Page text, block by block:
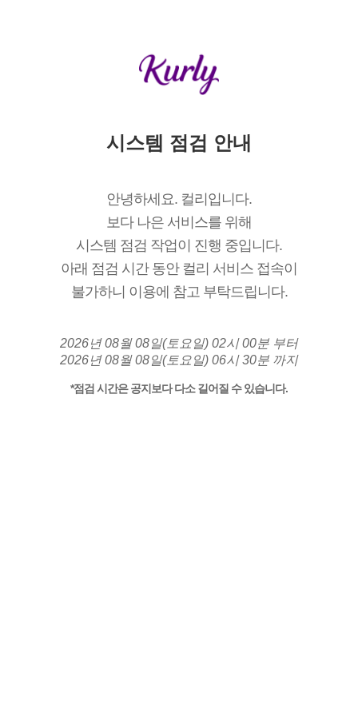
시스템 점검 안내
안녕하세요. 컬리입니다.
보다 나은 서비스를 위해
시스템 점검 작업이 진행 중입니다.
아래 점검 시간 동안 컬리 서비스 접속이
불가하니 이용에 참고 부탁드립니다.
2026년 08월 08일(토요일) 02시 00분 부터
2026년 08월 08일(토요일) 06시 30분 까지
*점검 시간은 공지보다 다소 길어질 수 있습니다.